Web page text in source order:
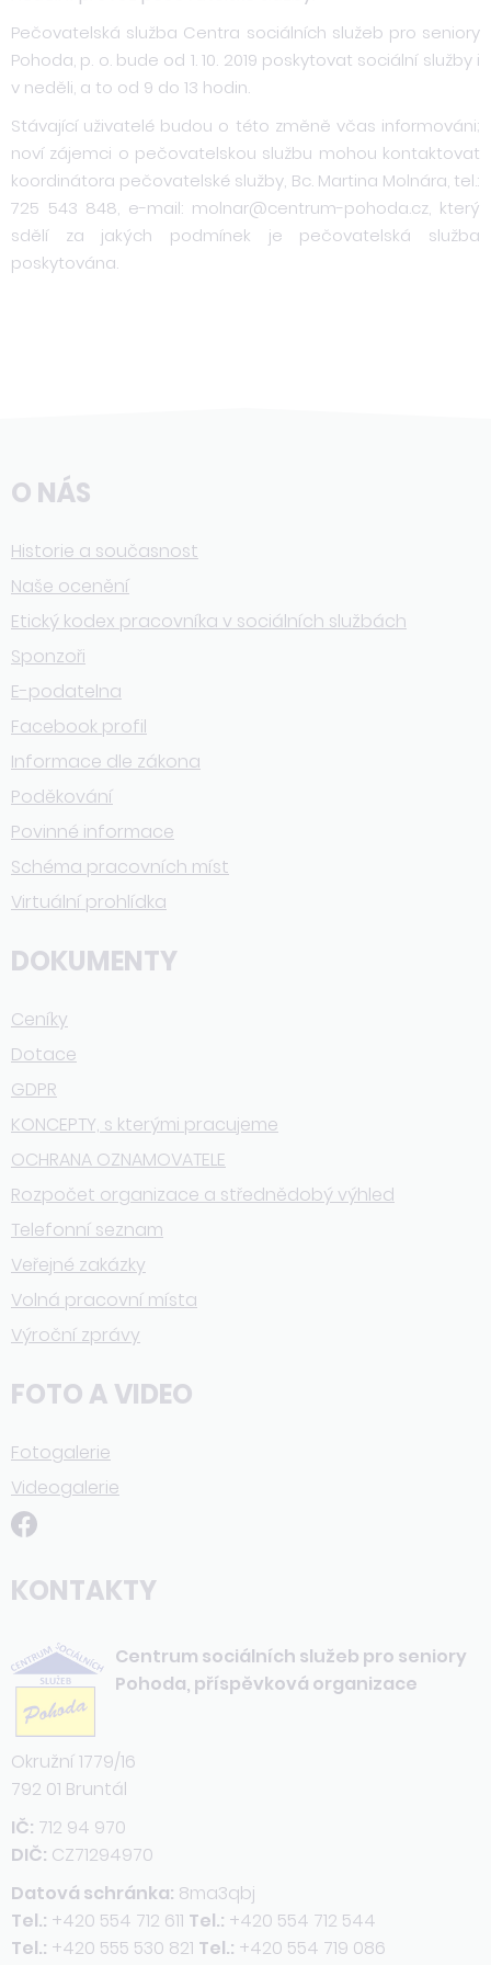
Pečovatelská služba Centra sociálních služeb pro seniory
Pohoda, p. o. bude od 1. 10. 2019 poskytovat sociální služby i
v neděli, a to od 9 do 13 hodin.
Stávající uživatelé budou o této změně včas informováni;
noví zájemci o pečovatelskou službu mohou kontaktovat
koordinátora pečovatelské služby, Bc. Martina Molnára, tel.:
725 543 848, e-mail: molnar@centrum-pohoda.cz, který
sdělí za jakých podmínek je pečovatelská služba
poskytována.
O NÁS
Historie a současnost
Naše ocenění
Etický kodex pracovníka v sociálních službách
Sponzoři
E-podatelna
Facebook profil
Informace dle zákona
Poděkování
Povinné informace
Schéma pracovních míst
Virtuální prohlídka
DOKUMENTY
Ceníky
Dotace
GDPR
KONCEPTY, s kterými pracujeme
OCHRANA OZNAMOVATELE
Rozpočet organizace a střednědobý výhled
Telefonní seznam
Veřejné zakázky
Volná pracovní místa
Výroční zprávy
FOTO A VIDEO
Fotogalerie
Videogalerie
KONTAKTY
Centrum sociálních služeb pro seniory
Pohoda, příspěvková organizace
Okružní 1779/16
792 01 Bruntál
IČ: 712 94 970
DIČ: CZ71294970
Datová schránka: 8ma3qbj
Tel.: +420 554 712 611 Tel.: +420 554 712 544
Tel.: +420 555 530 821 Tel.: +420 554 719 086